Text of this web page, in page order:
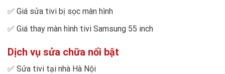
✅ Giá sửa tivi bị sọc màn hình
✅ Giá thay màn hình tivi Samsung 55 inch
Dịch vụ sửa chữa nổi bật
✅ Sửa tivi tại nhà Hà Nội